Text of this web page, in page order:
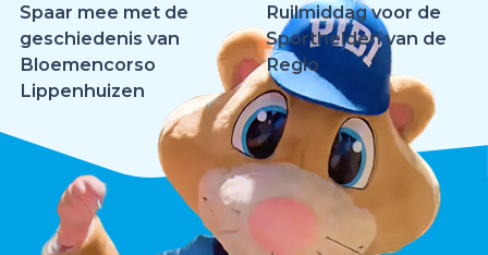
Spaar mee met de
geschiedenis van
Bloemencorso
Lippenhuizen
Ruilmiddag voor de
Sporthelden van de
Regio